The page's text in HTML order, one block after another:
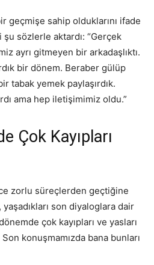
geçmişe sahip olduklarını ifade
sözlerle aktardı: “Gerçek
ayrı gitmeyen bir arkadaşlıktı.
bir dönem. Beraber gülüp
tabak yemek paylaşırdık.
ama hep iletişimimiz oldu.”
Çok Kayıpları
zorlu süreçlerden geçtiğine
son diyaloglara dair
çok kayıpları ve yasları
konuşmamızda bana bunları